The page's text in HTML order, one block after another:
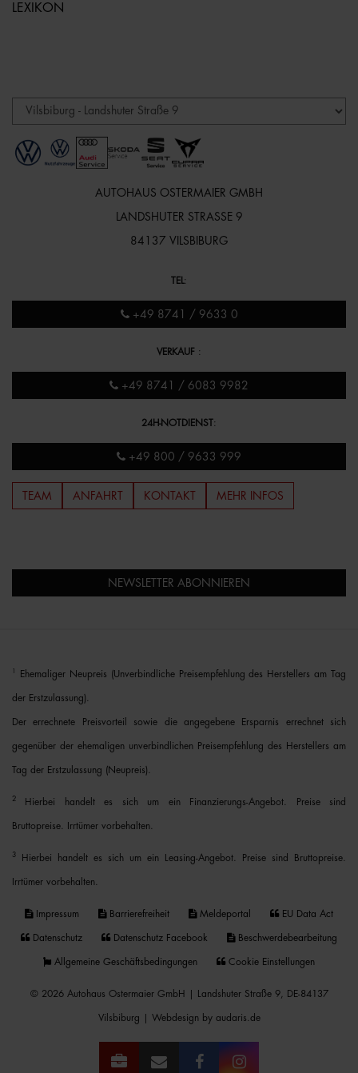
LEXIKON
AUTOHAUS OSTERMAIER GMBH
LANDSHUTER STRASSE 9
84137 VILSBIBURG
TEL :
+49 8741 / 9633 0
VERKAUF :
+49 8741 / 6083 9982
24H-NOTDIENST:
+49 800 / 9633 999
TEAM ANFAHRT KONTAKT MEHR INFOS
NEWSLETTER ABONNIEREN
Ehemaliger Neupreis (Unverbindliche Preisempfehlung des Herstellers am Tag
der Erstzulassung).
Der errechnete Preisvorteil sowie die angegebene Ersparnis errechnet sich
gegenüber der ehemaligen unverbindlichen Preisempfehlung des Herstellers am
Tag der Erstzulassung (Neupreis).
2 Hierbei handelt es sich um ein Finanzierungs-Angebot. Preise sind
Bruttopreise. Irrtümer vorbehalten.
3 Hierbei handelt es sich um ein Leasing-Angebot. Preise sind Bruttopreise.
Irrtümer vorbehalten.
Impressum Barrierefreiheit Meldeportal EU Data Act
Datenschutz Datenschutz Facebook Beschwerdebearbeitung
Allgemeine Geschäftsbedingungen Cookie Einstellungen
© 2026 Autohaus Ostermaier GmbH | Landshuter Straße 9, DE-84137
Vilsbiburg | Webdesign by audaris.de